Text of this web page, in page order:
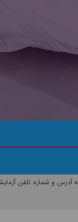
آدرس و شماره تلفن